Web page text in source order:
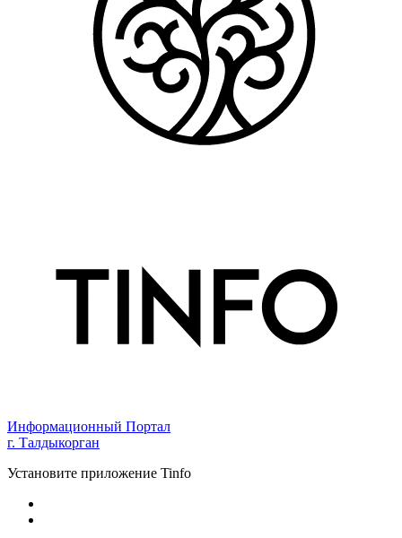
Информационный Портал
г. Талдыкорган
Установите приложение Tinfo